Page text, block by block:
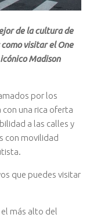
de la cultura de
visitar el One
Madison
por los
una rica oferta
a las calles y
con movilidad
que puedes visitar
más alto del